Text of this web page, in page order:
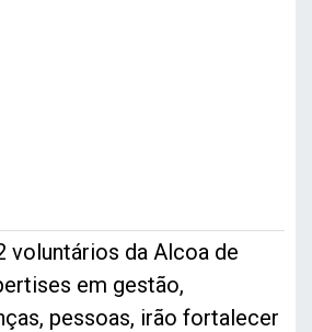
voluntários da Alcoa de
em gestão,
pessoas, irão fortalecer